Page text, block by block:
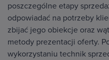
poszczególne etapy
odpowiadać na potrzeby
zbijać jego obiekcje oraz
metody prezentacji oferty.
wykorzystaniu technik